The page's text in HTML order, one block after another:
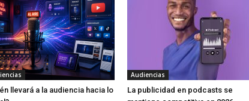
llevará a la audiencia hacia lo
Audiencias
La publicidad en podcasts se